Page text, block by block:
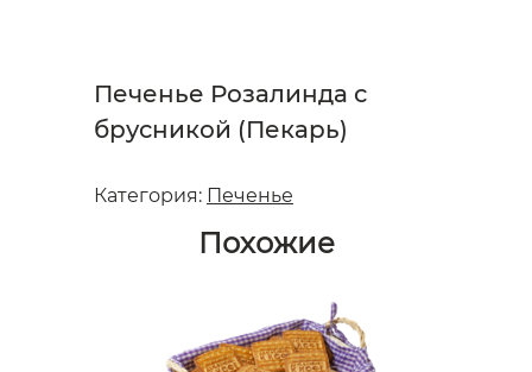
Печенье Розалинда с
брусникой (Пекарь)
Категория: Печенье
Похожие